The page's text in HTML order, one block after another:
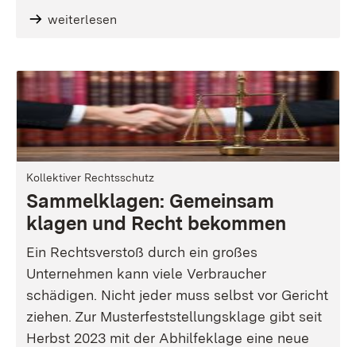
weiterlesen
Kollektiver Rechtsschutz
Sammelklagen: Gemeinsam
klagen und Recht bekommen
Ein Rechtsverstoß durch ein großes
Unternehmen kann viele Verbraucher
schädigen. Nicht jeder muss selbst vor Gericht
ziehen. Zur Musterfeststellungsklage gibt seit
Herbst 2023 mit der Abhilfeklage eine neue